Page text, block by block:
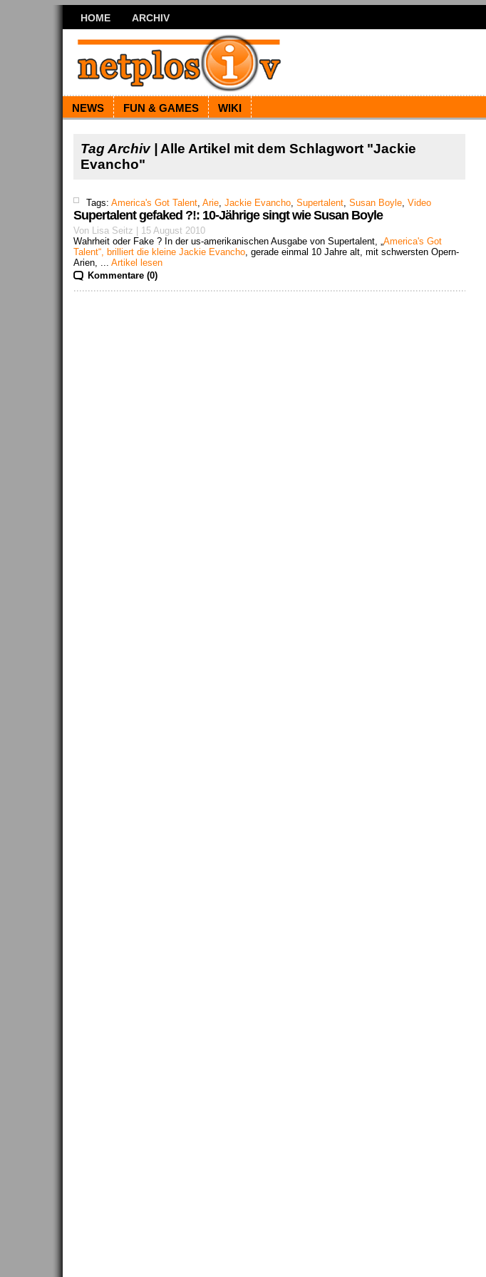
HOME ARCHIV
NEWS FUN & GAMES WIKI
Tag Archiv |
Alle Artikel mit dem Schlagwort "Jackie
Evancho"
Tags: America's Got Talent, Arie, Jackie Evancho, Supertalent, Susan Boyle, Video
Supertalent gefaked ?!: 10-Jährige singt wie Susan Boyle
Von Lisa Seitz | 15 August 2010
Wahrheit oder Fake ? In der us-amerikanischen Ausgabe von Supertalent, „America's Got
Talent“, brilliert die kleine Jackie Evancho, gerade einmal 10 Jahre alt, mit schwersten Opern-
Arien, ... Artikel lesen
Kommentare (0)